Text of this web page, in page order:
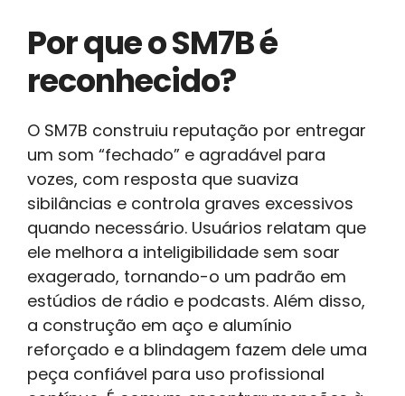
Por que o SM7B é
reconhecido?
O SM7B construiu reputação por entregar
um som “fechado” e agradável para
vozes, com resposta que suaviza
sibilâncias e controla graves excessivos
quando necessário. Usuários relatam que
ele melhora a inteligibilidade sem soar
exagerado, tornando-o um padrão em
estúdios de rádio e podcasts. Além disso,
a construção em aço e alumínio
reforçado e a blindagem fazem dele uma
peça confiável para uso profissional